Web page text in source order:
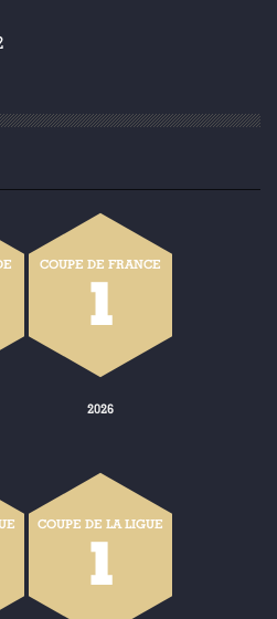
COUPE DE FRANCE
1
2026
COUPE DE LA LIGUE
1